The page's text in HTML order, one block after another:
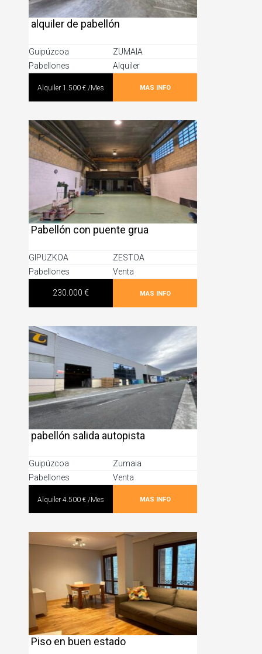
alquiler de pabellón
Guipúzcoa
ZUMAIA
Pabellones
Alquiler
Alquiler1.500 € /Mes MAS INFO
Pabellón con puente grua
GIPUZKOA
ZESTOA
Pabellones
Venta
230.000 € MAS INFO
pabellón salida autopista
Guipúzcoa
Zumaia
Pabellones
Venta
Alquiler4.500 € /Mes MAS INFO
Piso en buen estado